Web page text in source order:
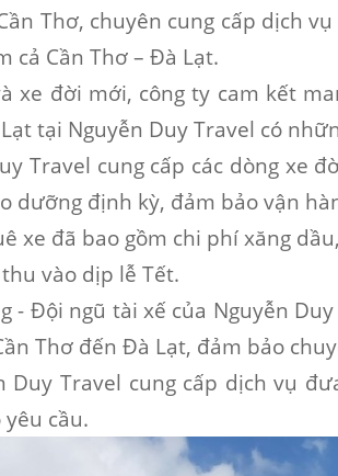
Thơ, chuyên cung cấp dịch
cả Cần Thơ – Đà Lạt.
xe đời mới, công ty cam kết
tại Nguyễn Duy Travel có
Travel cung cấp các dòng xe
dưỡng định kỳ, đảm bảo vận
xe đã bao gồm chi phí xăng
vào dịp lễ Tết.
- Đội ngũ tài xế của Nguyễn
Thơ đến Đà Lạt, đảm bảo
Duy Travel cung cấp dịch vụ
cầu.